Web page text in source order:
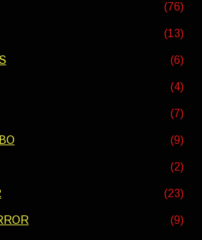
(76)
(13)
(6)
(4)
(7)
(9)
(2)
(23)
(9)